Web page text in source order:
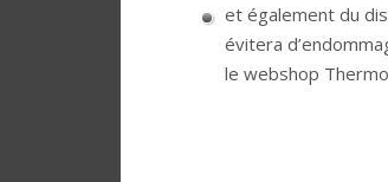
et également du
évitera
le webshop